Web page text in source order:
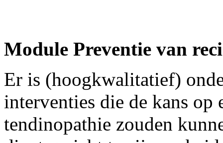
Module Preventie van
Er is (hoogkwalitatief)
interventies die de kans op
tendinopathie zouden